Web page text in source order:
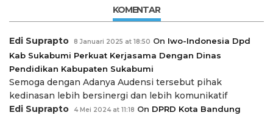
KOMENTAR
Edi Suprapto 8 Januari 2025 at 18:50 On Iwo-Indonesia Dpd
Kab Sukabumi Perkuat Kerjasama Dengan Dinas
Pendidikan Kabupaten Sukabumi
Semoga dengan Adanya Audensi tersebut pihak
kedinasan lebih bersinergi dan lebih komunikatif
Edi Suprapto
4 Mei 2024 at 11:18 On DPRD Kota Bandung